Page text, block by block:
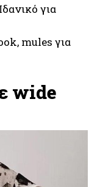
για
mules για
wide